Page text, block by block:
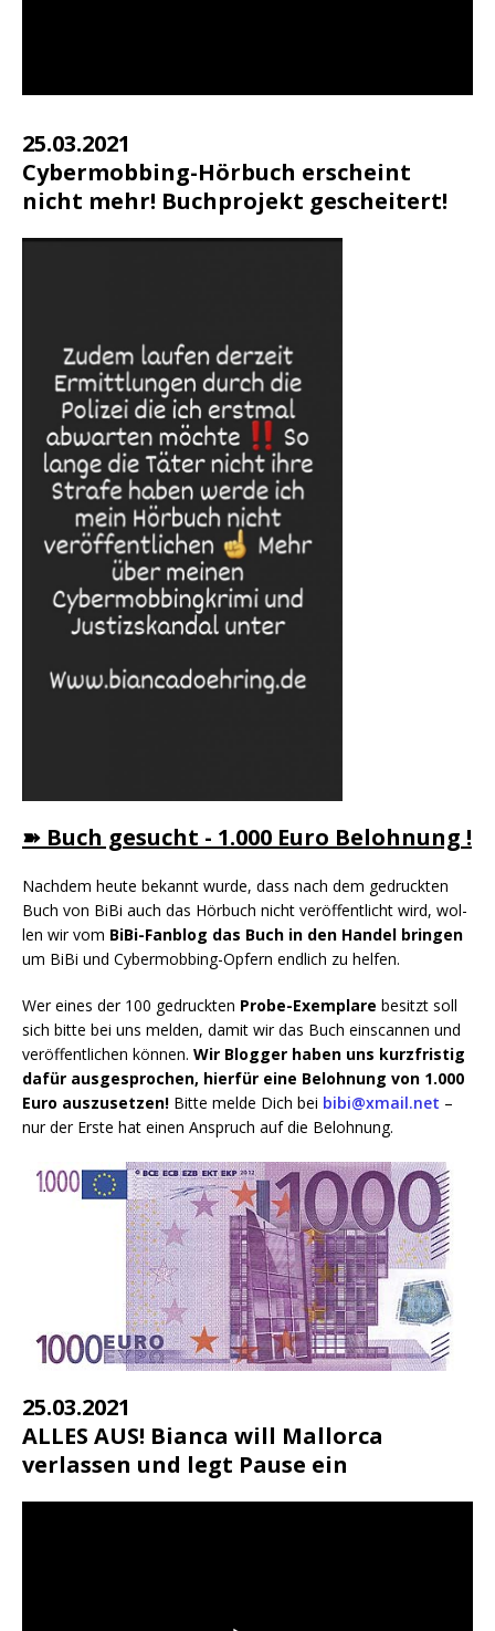
25.03.2021
Cybermobbing-Hörbuch erscheint
nicht mehr! Buchprojekt gescheitert!
➽ Buch gesucht - 1.000 Euro Belohnung !
Nach­dem heu­te bekannt wur­de, dass nach dem gedruck­ten
Buch von BiBi auch das Hör­buch nicht ver­öf­fent­licht wird, wol­
len wir vom BiBi-Fan­blog das Buch in den Han­del brin­gen
um BiBi und Cyber­mob­bing-Opfern end­lich zu helfen.
Wer eines der 100 gedruck­ten Pro­be-Exem­pla­re besitzt soll
sich bit­te bei uns mel­den, damit wir das Buch ein­scan­nen und
ver­öf­fent­li­chen kön­nen. Wir Blog­ger haben uns kurz­fris­tig
dafür aus­ge­spro­chen, hier­für eine Beloh­nung von 1.000
Euro aus­zu­set­zen! Bit­te mel­de Dich bei bibi@xmail.net –
nur der Ers­te hat einen Anspruch auf die Belohnung.
25.03.2021
ALLES AUS! Bianca will Mallorca
verlassen und legt Pause ein